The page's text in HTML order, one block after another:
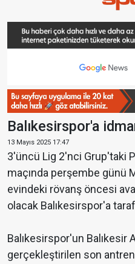
Balıkesirspor'a
13 Mayıs 2025 17:47
3'üncü Lig 2'nci Grup'taki
maçında perşembe günü
evindeki rövanş öncesi
olacak Balıkesirspor'a
Balıkesirspor'un Balıkesir
gerçekleştirilen son